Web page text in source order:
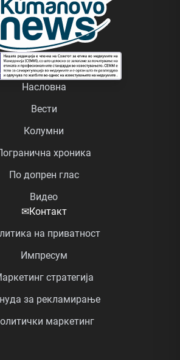
Насловна
Вести
Колумни
хроника
По допрен глас
Видео
✉Контакт
на приватност
Импресум
стратегија
за рекламирање
маркетинг